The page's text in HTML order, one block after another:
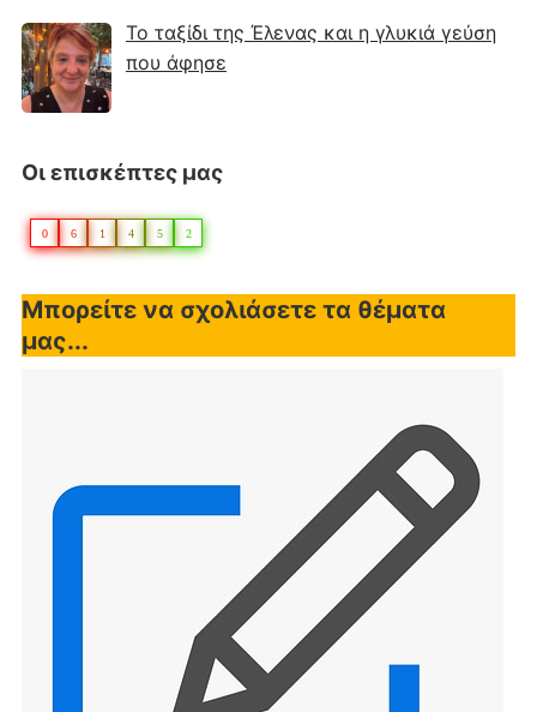
Το ταξίδι της Έλενας και η γλυκιά γεύση
που άφησε
Οι επισκέπτες μας
0 6 1 4 5 2
Μπορείτε να σχολιάσετε τα θέματα
μας...